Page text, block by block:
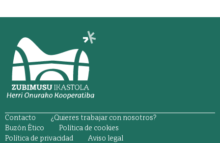
ORRI-OINA
Contacto
¿Quieres trabajar con nosotros?
TESTU-LEGALAK
Buzón Ético
Política de cookies
Política de privacidad
Aviso legal